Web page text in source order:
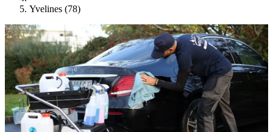
Yvelines (78)